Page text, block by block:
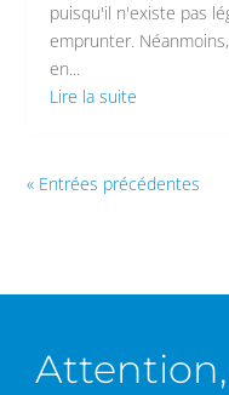
puisqu'il n'existe pas
emprunter.
en...
Lire la suite
« Entrées précédentes